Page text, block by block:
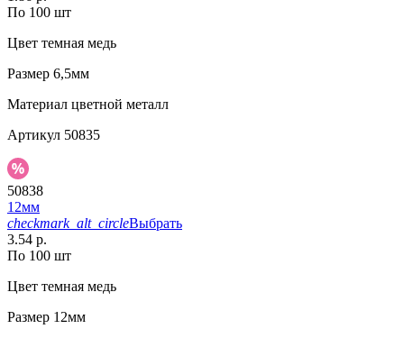
По 100 шт
Цвет темная медь
Размер 6,5мм
Материал цветной металл
Артикул 50835
50838
12мм
checkmark_alt_circleВыбрать
3.54 р.
По 100 шт
Цвет темная медь
Размер 12мм